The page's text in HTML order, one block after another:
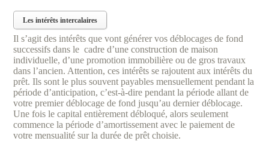
Les intérêts intercalaires
Il s’agit des intérêts que vont générer vos déblocages de fond
successifs dans le cadre d’une construction de maison
individuelle, d’une promotion immobilière ou de gros travaux
dans l’ancien. Attention, ces intérêts se rajoutent aux intérêts du
prêt. Ils sont le plus souvent payables mensuellement pendant la
période d’anticipation, c’est-à-dire pendant la période allant de
votre premier déblocage de fond jusqu’au dernier déblocage.
Une fois le capital entièrement débloqué, alors seulement
commence la période d’amortissement avec le paiement de
votre mensualité sur la durée de prêt choisie.